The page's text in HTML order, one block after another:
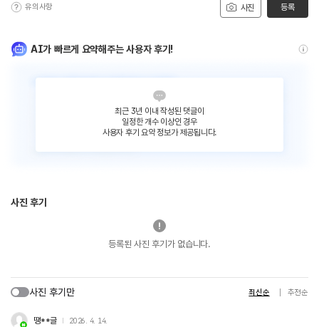
사진
유의사항 등록
AI가 빠르게 요약해주는 사용자 후기!
최근 3년 이내 작성된 댓글이
일정한 개수 이상인 경우
사용자 후기 요약 정보가 제공됩니다.
사진 후기
등록된 사진 후기가 없습니다.
사진 후기만 최신순 추천순
땡**글 2026. 4. 14.